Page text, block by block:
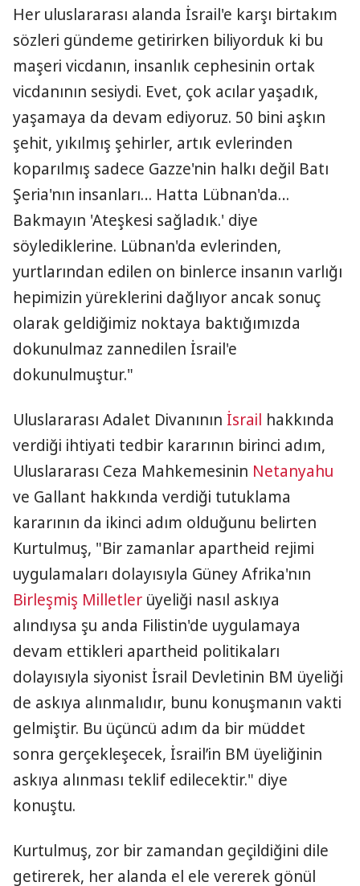
Her uluslararası alanda İsrail'e karşı birtakım
sözleri gündeme getirirken biliyorduk ki bu
maşeri vicdanın, insanlık cephesinin ortak
vicdanının sesiydi. Evet, çok acılar yaşadık,
yaşamaya da devam ediyoruz. 50 bini aşkın
şehit, yıkılmış şehirler, artık evlerinden
koparılmış sadece Gazze'nin halkı değil Batı
Şeria'nın insanları… Hatta Lübnan'da…
Bakmayın 'Ateşkesi sağladık.' diye
söylediklerine. Lübnan'da evlerinden,
yurtlarından edilen on binlerce insanın varlığı
hepimizin yüreklerini dağlıyor ancak sonuç
olarak geldiğimiz noktaya baktığımızda
dokunulmaz zannedilen İsrail'e
dokunulmuştur."
Uluslararası Adalet Divanının İsrail hakkında
verdiği ihtiyati tedbir kararının birinci adım,
Uluslararası Ceza Mahkemesinin Netanyahu
ve Gallant hakkında verdiği tutuklama
kararının da ikinci adım olduğunu belirten
Kurtulmuş, "Bir zamanlar apartheid rejimi
uygulamaları dolayısıyla Güney Afrika'nın
Birleşmiş Milletler üyeliği nasıl askıya
alındıysa şu anda Filistin'de uygulamaya
devam ettikleri apartheid politikaları
dolayısıyla siyonist İsrail Devletinin BM üyeliği
de askıya alınmalıdır, bunu konuşmanın vakti
gelmiştir. Bu üçüncü adım da bir müddet
sonra gerçekleşecek, İsrail’in BM üyeliğinin
askıya alınması teklif edilecektir." diye
konuştu.
Kurtulmuş, zor bir zamandan geçildiğini dile
getirerek, her alanda el ele vererek gönül